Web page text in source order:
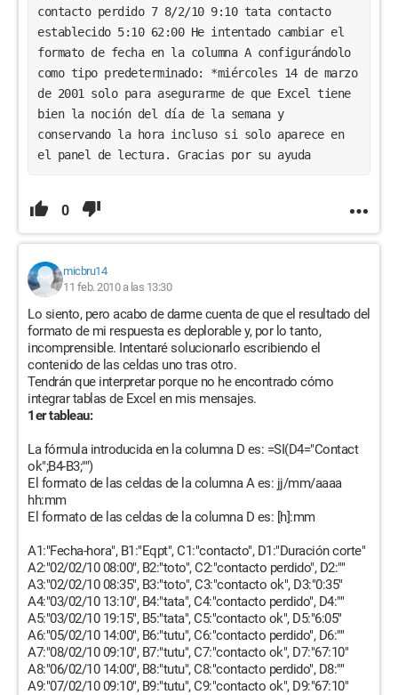
contacto perdido 7 8/2/10 9:10 tata contacto
establecido 5:10 62:00 He intentado cambiar el
formato de fecha en la columna A configurándolo
como tipo predeterminado: *miércoles 14 de marzo
de 2001 solo para asegurarme de que Excel tiene
bien la noción del día de la semana y
conservando la hora incluso si solo aparece en
el panel de lectura. Gracias por su ayuda
0
micbru14
11 feb. 2010 a las 13:30
Lo siento, pero acabo de darme cuenta de que el resultado del
formato de mi respuesta es deplorable y, por lo tanto,
incomprensible. Intentaré solucionarlo escribiendo el
contenido de las celdas uno tras otro.
Tendrán que interpretar porque no he encontrado cómo
integrar tablas de Excel en mis mensajes.
1er tableau:
La fórmula introducida en la columna D es: =SI(D4="Contact
ok";B4-B3;"")
El formato de las celdas de la columna A es: jj/mm/aaaa
hh:mm
El formato de las celdas de la columna D es: [h]:mm
A1:"Fecha-hora", B1:"Eqpt", C1:"contacto", D1:"Duración corte"
A2:"02/02/10 08:00", B2:"toto", C2:"contacto perdido", D2:""
A3:"02/02/10 08:35", B3:"toto", C3:"contacto ok", D3:"0:35"
A4:"03/02/10 13:10", B4:"tata", C4:"contacto perdido", D4:""
A5:"03/02/10 19:15", B5:"tata", C5:"contacto ok", D5:"6:05"
A6:"05/02/10 14:00", B6:"tutu", C6:"contacto perdido", D6:""
A7:"08/02/10 09:10", B7:"tutu", C7:"contacto ok", D7:"67:10"
A8:"06/02/10 14:00", B8:"tutu", C8:"contacto perdido", D8:""
A9:"07/02/10 09:10", B9:"tutu", C9:"contacto ok", D9:"67:10"